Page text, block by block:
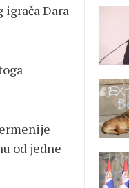
Dara
od jedne